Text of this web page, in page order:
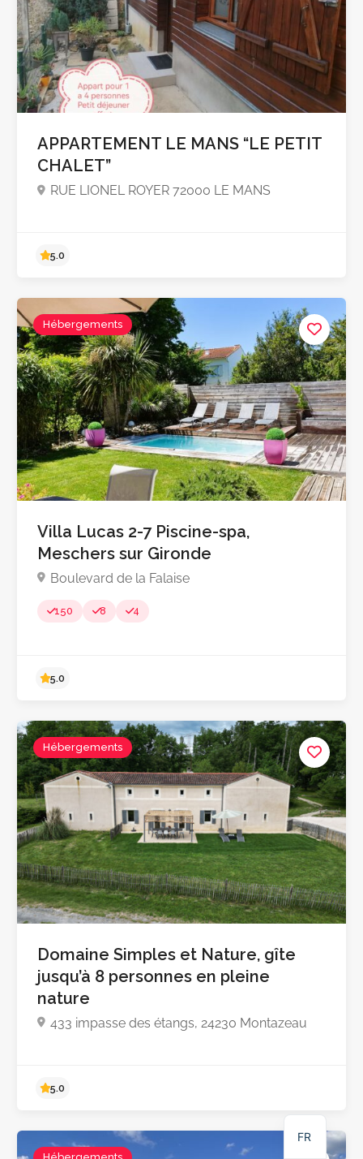
Pas encore d'avis
5.0
Pas encore d'avis
APPARTEMENT LE MANS “LE PETIT
CHALET”
RUE LIONEL ROYER 72000 LE MANS
Hébergements
Villa Lucas 2-7 Piscine-spa,
Meschers sur Gironde
Boulevard de la Falaise
150 8 4
Hébergements
Domaine Simples et Nature, gîte
jusqu’à 8 personnes en pleine
nature
433 impasse des étangs, 24230 Montazeau
FR